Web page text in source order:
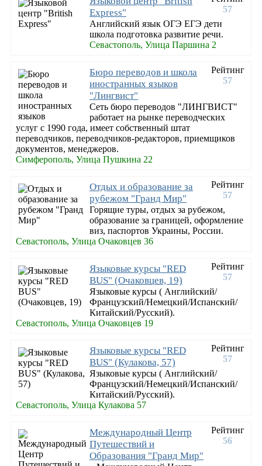
57
Express"
Английский язык ОГЭ ЕГЭ дети
школа подготовка развитие речи.
Севастополь, Улица Паршина 2
Рейтинг
57
Бюро переводов и школа
иностранных языков
"Лингвист"
Сеть бюро переводов "ЛИНГВИСТ"
работает на рынке переводческих
услуг с 1990 года, имеет собственный штат
переводчиков, переводчиков-редакторов, приемщиков
документов, менеджеров.
Симферополь, Улица Пушкина 22
Рейтинг
57
Отдых и образование за
рубежом "Гранд Мир"
Горящие туры, отдых за рубежом,
образование за границей, оформление
виз, паспортов Украины, России.
Севастополь, Улица Очаковцев 36
Рейтинг
57
Языковые курсы "RED
BUS" (Очаковцев, 19)
Языковые курсы ( Английский/
Французский/Немецкий/Испанский/
Китайский/Русский).
Севастополь, Улица Очаковцев 19
Рейтинг
57
Языковые курсы "RED
BUS" (Кулакова, 57)
Языковые курсы ( Английский/
Французский/Немецкий/Испанский/
Китайский/Русский).
Севастополь, Улица Кулакова 57
Рейтинг
56
Международный Центр
Путешествий и
Образования "Гранд Мир"